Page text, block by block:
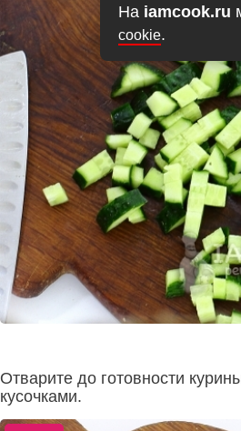
На iamcook.ru
cookie.
Отварите до готовности
кусочками.